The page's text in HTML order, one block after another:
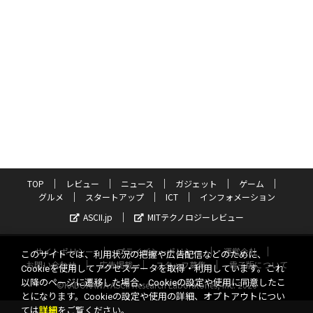
TOP レビュー ニュース ガジェット
ゲーム
グルメ
スタートアップ ICT
インフォメーション
ASCII.jp
MITテクノロジーレビュー
サイトポリシー プライバシーポリシー
運営会社
お問い合わせ
広告掲載 スタッフ募集
電子版について
©KADOKAWA ASCII Research Laboratories, Inc. 2026
このサイトでは、利用状況の把握や広告配信などのために、
Cookieを使用してアクセスデータを取得・利用しています。これ
以降のページに遷移した場合、Cookieの設定や使用に同意したこ
とになります。Cookieの設定や使用の詳細、オプトアウトについ
ては詳細 をご覧ください。